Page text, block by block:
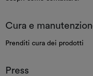
Cura e
Prenditi cura dei prodotti
Press